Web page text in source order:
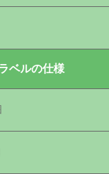
ベルの仕様